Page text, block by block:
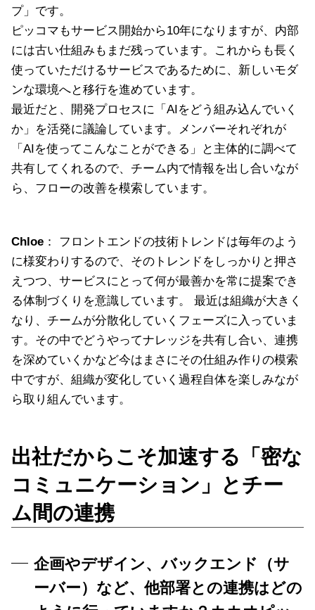
プ」です。
ピッコマもサービス開始から10年になりますが、内部
には古い仕組みもまだ残っています。これからも長く
使っていただけるサービスであるために、新しいモダ
ンな環境へと移行を進めています。
最近だと、開発プロセスに「AIをどう組み込んでいく
か」を活発に議論しています。メンバーそれぞれが
「AIを使ってこんなことができる」と主体的に調べて
共有してくれるので、チーム内で情報を出し合いなが
ら、フローの改善を模索しています。
Chloe ： フロントエンドの技術トレンドは毎年のよう
に様変わりするので、そのトレンドをしっかりと押さ
えつつ、サービスにとって何が最善かを常に提案でき
る体制づくりを意識しています。 最近は組織が大きく
なり、チームが分散化していくフェーズに入っていま
す。その中でどうやってナレッジを共有し合い、連携
を深めていくかなど今はまさにその仕組み作りの模索
中ですが、組織が変化していく過程自体を楽しみなが
ら取り組んでいます。
出社だからこそ加速する「密な
コミュニケーション」とチー
ム間の連携
企画やデザイン、バックエンド（サ
ーバー）など、他部署との連携はどの